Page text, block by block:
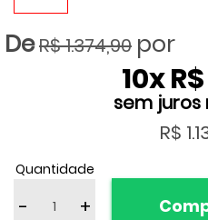
R$ 1.374,90
10x
R$
Quantidade
- +